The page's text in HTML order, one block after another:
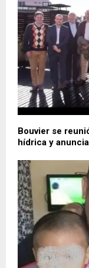
Bouvier se
hídrica y